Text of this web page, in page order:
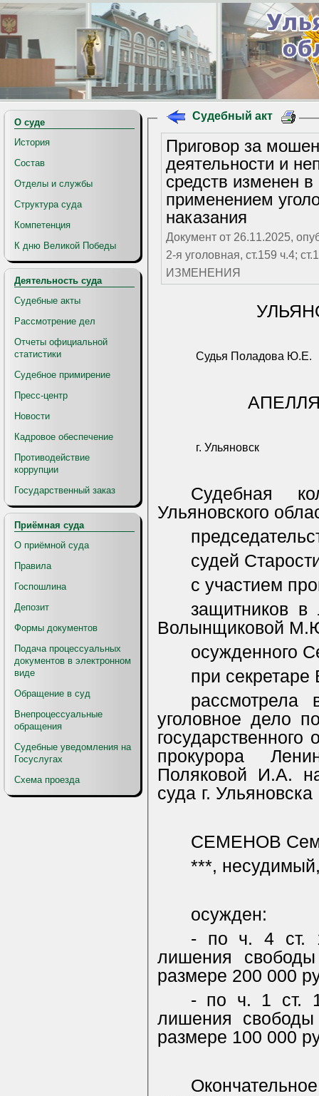
О суде
История
Состав
Отделы и службы
Структура суда
Компетенция
К дню Великой Победы
Деятельность суда
Судебные акты
Рассмотрение дел
Отчеты официальной
статистики
Судебное примирение
Пресс-центр
Новости
Кадровое обеспечение
Противодействие
коррупции
Государственный заказ
Приёмная суда
О приёмной суда
Правила
Госпошлина
Депозит
Формы документов
Подача процессуальных
документов в электронном
виде
Обращение в суд
Внепроцессуальные
обращения
Судебные уведомления на
Госуслугах
Схема проезда
Судебный акт
Приговор за
деятельности и
средств изменен
применением
наказания
Документ от 26.11.2025,
2-я уголовная, ст.159 ч.4;
ИЗМЕНЕНИЯ
Судья Поладова Ю.Е.
г. Ульяновск
Судебная
Ульяновского
судей
с участием
защитников
Волынщиковой
осужденного
при
рассмотрела
уголовное дело
прокурора
Поляковой И.А.
суда г.
СЕМЕНОВ
***,
осужден:
- по ч. 4 ст.
лишения
размере 200 000
- по ч. 1 ст.
лишения
размере 100 000